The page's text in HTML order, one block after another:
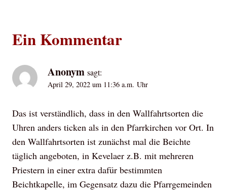
Ein Kommentar
Anonym sagt:
April 29, 2022 um 11:36 a.m. Uhr
Das ist verständlich, dass in den Wallfahrtsorten die
Uhren anders ticken als in den Pfarrkirchen vor Ort. In
den Wallfahrtsorten ist zunächst mal die Beichte
täglich angeboten, in Kevelaer z.B. mit mehreren
Priestern in einer extra dafür bestimmten
Beichtkapelle, im Gegensatz dazu die Pfarrgemeinden